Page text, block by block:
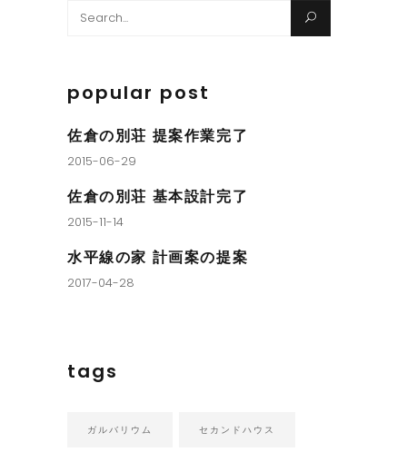
Search
popular post
佐倉の別荘 提案作業完了
2015-06-29
佐倉の別荘 基本設計完了
2015-11-14
水平線の家 計画案の提案
2017-04-28
tags
ガルバリウム セカンドハウス